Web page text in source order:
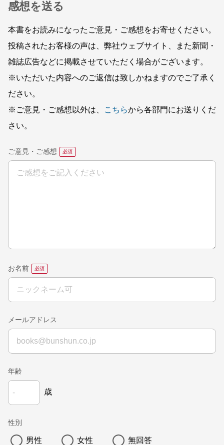
感想を送る
本書をお読みになったご意見・ご感想をお寄せください。
投稿されたお客様の声は、弊社ウェブサイト、また新聞・
雑誌広告などに掲載させていただく場合がございます。
※いただいた内容へのご返信は致しかねますのでご了承く
ださい。
※ご意見・ご感想以外は、
こちらから各部門にお送りくだ
さい。
ご意見・ご感想
お名前
メールアドレス
年齢
歳
性別
男性 女性 無回答